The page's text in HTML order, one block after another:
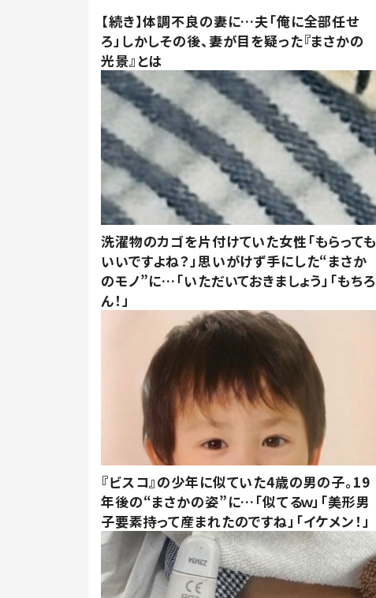
【続き】体調不良の妻に…夫「俺に全部任せ
ろ」しかしその後、妻が目を疑った『まさかの
光景』とは
洗濯物のカゴを片付けていた女性「もらっても
いいですよね？」思いがけず手にした“まさか
のモノ”に…「いただいておきましょう」「もちろ
ん！」
『ビスコ』の少年に似ていた4歳の男の子。19
年後の“まさかの姿”に…「似てるｗ」「美形男
子要素持って産まれたのですね」「イケメン！」